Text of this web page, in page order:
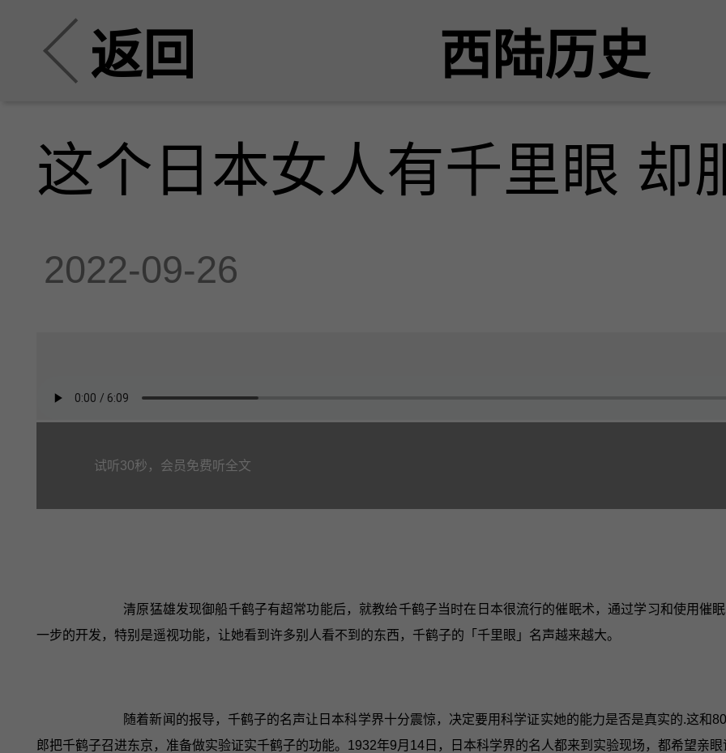
返回 西陆历史
这个日本女人有千里眼 却
2022-09-26
试听30秒，会员免费听全文
清原猛雄发现御船千鹤子有超常功能后，就教给千鹤子当时在日本很流行的催眠术，通过学习和使用催
一步的开发，特别是遥视功能，让她看到许多别人看不到的东西，千鹤子的「千里眼」名声越来越大。
随着新闻的报导，千鹤子的名声让日本科学界十分震惊，决定要用科学证实她的能力是否是真实的.这和
郎把千鹤子召进东京，准备做实验证实千鹤子的功能。1932年9月14日，日本科学界的名人都来到实验现场，都希望亲